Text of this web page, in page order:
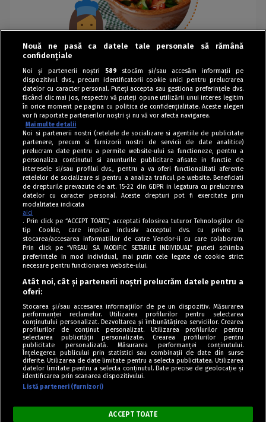
Tag index
Program Antena 1
Politica de cookies
Politica de confidențialitate
Termeni și condiții
drepturile rezervate.
Nouă ne pasă ca datele tale personale să rămână
confidențiale
Noi și partenerii noștri 589 stocăm și/sau accesăm informații pe
dispozitivul dvs., precum identificatorii cookie unici pentru prelucrarea
datelor cu caracter personal. Puteți accepta sau gestiona preferințele dvs.
făcând clic mai jos, respectiv vă puteți opune utilizării unui interes legitim
în orice moment pe pagina cu politica de confidențialitate. Aceste alegeri
vor fi raportate partenerilor noștri și nu vă vor afecta navigarea.
Mai multe detalii
Noi si partenerii nostri (retelele de socializare si agentiile de publicitate
partenere, precum si furnizorii nostri de servicii de date analitice)
prelucram date pentru a permite website-ului sa functioneze, pentru a
personaliza continutul si anunturile publicitare afisate in functie de
interesele si/sau profilul dvs., pentru a va oferi functionalitati aferente
retelelor de socializare si pentru a analiza traficul pe website. Beneficiati
de drepturile prevazute de art. 15-22 din GDPR in legatura cu prelucrarea
datelor cu caracter personal. Aceste drepturi pot fi exercitate prin
modalitatea indicata
aici
. Prin click pe “ACCEPT TOATE”, acceptati folosirea tuturor Tehnologiilor de
tip Cookie, care implica inclusiv acceptul dvs. cu privire la
stocarea/accesarea informatiilor de catre Vendor-ii cu care colaboram.
Prin click pe “VREAU SA MODIFIC SETARILE INDIVIDUAL” puteti schimba
preferintele in mod individual, mai putin cele legate de cookie strict
necesare pentru functionarea website-ului.
Atât noi, cât și partenerii noștri prelucrăm datele pentru a
oferi:
Stocarea și/sau accesarea informațiilor de pe un dispozitiv. Măsurarea
performanței reclamelor. Utilizarea profilurilor pentru selectarea
conținutului personalizat. Dezvoltarea și îmbunătățirea serviciilor. Crearea
profilurilor de conținut personalizat. Utilizarea profilurilor pentru
selectarea publicității personalizate. Crearea profilurilor pentru
publicitate personalizată. Măsurarea performanței conținutului.
Înțelegerea publicului prin statistici sau combinații de date din surse
diferite. Utilizarea de date limitate pentru a selecta publicitatea. Utilizarea
datelor limitate pentru a selecta conținutul. Date precise de geolocație și
identificarea prin scanarea dispozitivului.
Listă parteneri (furnizori)
ACCEPT TOATE